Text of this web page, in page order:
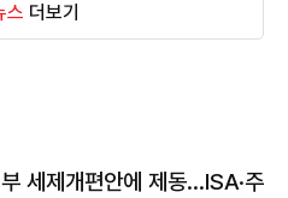
스 더보기
세제개편안에 제동…ISA·주